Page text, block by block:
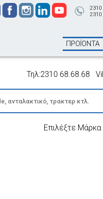
2310
2310
ΠΡΟΪΟΝΤΑ
Τηλ:2310 68.68.68
Επιλέξτε